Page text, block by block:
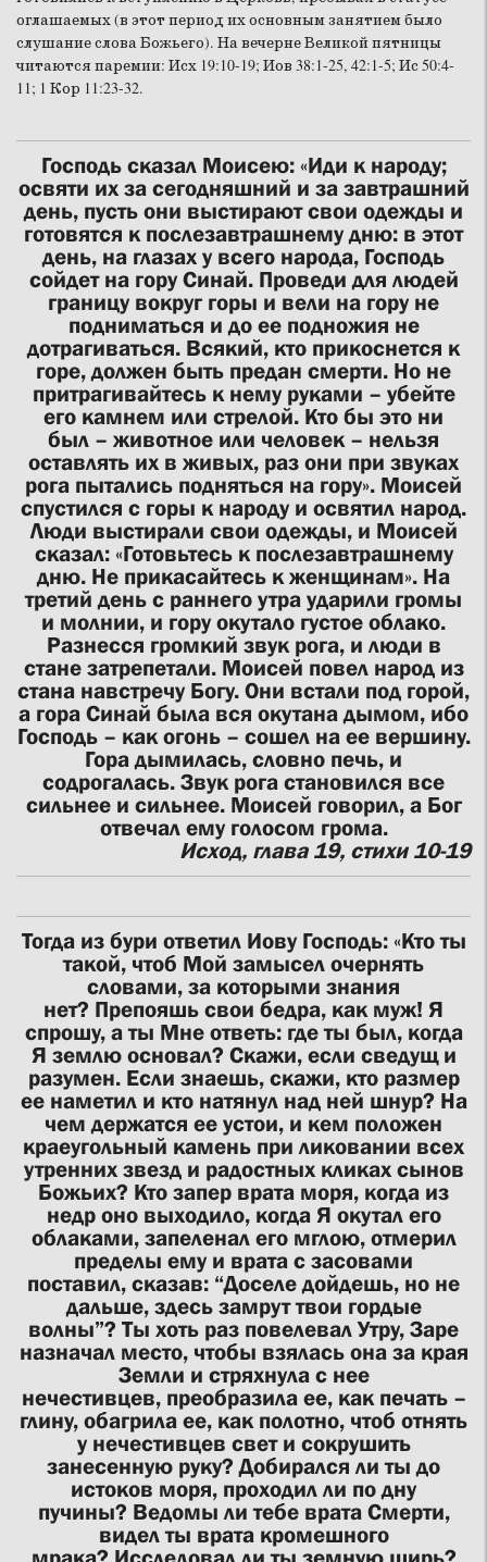
оглашаемых (в этот период их основным занятием было
слушание слова Божьего). На вечерне Великой пятницы
читаются паремии: Исх 19:10-19; Иов 38:1-25, 42:1-5; Ис 50:4-
11; 1 Кор 11:23-32.
Господь сказал Моисею: «Иди к народу;
освяти их за сегодняшний и за завтрашний
день, пусть они выстирают свои одежды и
готовятся к послезавтрашнему дню: в этот
день, на глазах у всего народа, Господь
сойдет на гору Синай. Проведи для людей
границу вокруг горы и вели на гору не
подниматься и до ее подножия не
дотрагиваться. Всякий, кто прикоснется к
горе, должен быть предан смерти. Но не
притрагивайтесь к нему руками – убейте
его камнем или стрелой. Кто бы это ни
был – животное или человек – нельзя
оставлять их в живых, раз они при звуках
рога пытались подняться на гору». Моисей
спустился с горы к народу и освятил народ.
Люди выстирали свои одежды, и Моисей
сказал: «Готовьтесь к послезавтрашнему
дню. Не прикасайтесь к женщинам». На
третий день с раннего утра ударили громы
и молнии, и гору окутало густое облако.
Разнесся громкий звук рога, и люди в
стане затрепетали. Моисей повел народ из
стана навстречу Богу. Они встали под горой,
а гора Синай была вся окутана дымом, ибо
Господь – как огонь – сошел на ее вершину.
Гора дымилась, словно печь, и
содрогалась. Звук рога становился все
сильнее и сильнее. Моисей говорил, а Бог
отвечал ему голосом грома.
Исход, глава 19, стихи 10-19
Тогда из бури ответил Иову Господь: «Кто ты
такой, чтоб Мой замысел очернять
словами, за которыми знания
нет? Препояшь свои бедра, как муж! Я
спрошу, а ты Мне ответь: где ты был, когда
Я землю основал? Скажи, если сведущ и
разумен. Если знаешь, скажи, кто размер
ее наметил и кто натянул над ней шнур? На
чем держатся ее устои, и кем положен
краеугольный камень при ликовании всех
утренних звезд и радостных кликах сынов
Божьих? Кто запер врата моря, когда из
недр оно выходило, когда Я окутал его
облаками, запеленал его мглою, отмерил
пределы ему и врата с засовами
поставил, сказав: “Доселе дойдешь, но не
дальше, здесь замрут твои гордые
волны”? Ты хоть раз повелевал Утру, Заре
назначал место, чтобы взялась она за края
Земли и стряхнула с нее
нечестивцев, преобразила ее, как печать –
глину, обагрила ее, как полотно, чтоб отнять
у нечестивцев свет и сокрушить
занесенную руку? Добирался ли ты до
истоков моря, проходил ли по дну
пучины? Ведомы ли тебе врата Смерти,
видел ты врата кромешного